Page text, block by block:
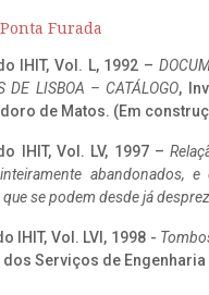
Furada
IHIT, Vol. L, 1992 –
DE LISBOA – CATÁLOGO,
de Matos. (Em
IHIT, Vol. LV, 1997 –
abandonados,
que se podem desde já
IHIT, Vol. LVI, 1998 -
dos Serviços de